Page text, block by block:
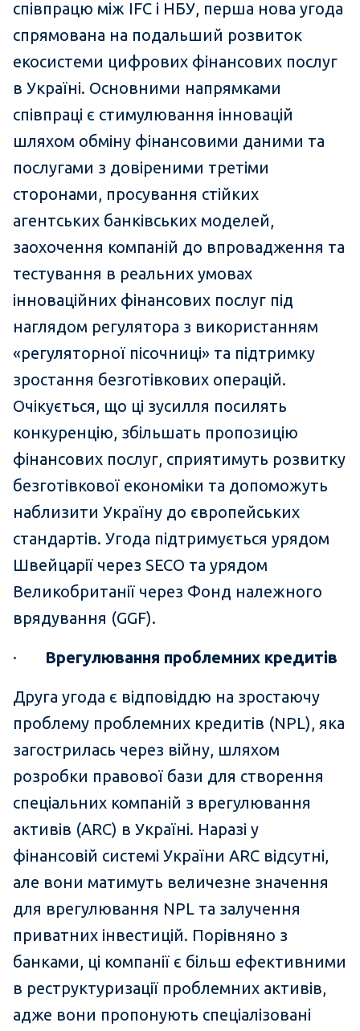
співпрацю між IFC і ​​НБУ, перша нова угода
спрямована на подальший розвиток
екосистеми цифрових фінансових послуг
в Україні. Основними напрямками
співпраці є стимулювання інновацій
шляхом обміну фінансовими даними та
послугами з довіреними третіми
сторонами, просування стійких
агентських банківських моделей,
заохочення компаній до впровадження та
тестування в реальних умовах
інноваційних фінансових послуг під
наглядом регулятора з використанням
«регуляторної пісочниці» та підтримку
зростання безготівкових операцій.
Очікується, що ці зусилля посилять
конкуренцію, збільшать пропозицію
фінансових послуг, сприятимуть розвитку
безготівкової економіки та допоможуть
наблизити Україну до європейських
стандартів. Угода підтримується урядом
Швейцарії через SECO та урядом
Великобританії через Фонд належного
врядування (GGF).
· Врегулювання проблемних кредитів
Друга угода є відповіддю на зростаючу
проблему проблемних кредитів (NPL), яка
загострилась через війну, шляхом
розробки правової бази для створення
спеціальних компаній з врегулювання
активів (ARC) в Україні. Наразі у
фінансовій системі України ARC відсутні,
але вони матимуть величезне значення
для врегулювання NPL та залучення
приватних інвестицій. Порівняно з
банками, ці компанії є більш ефективними
в реструктуризації проблемних активів,
адже вони пропонують спеціалізовані